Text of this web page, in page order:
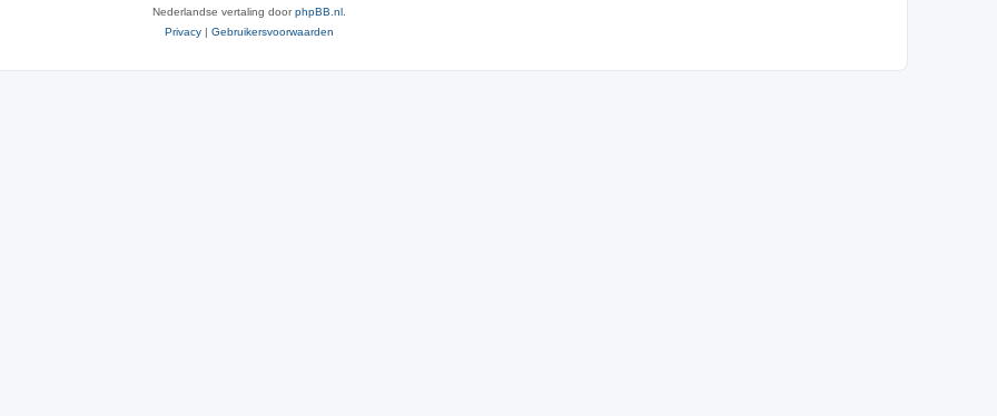
Nederlandse vertaling doorphpBB.nl
Privacy | Gebruikersvoorwaarden